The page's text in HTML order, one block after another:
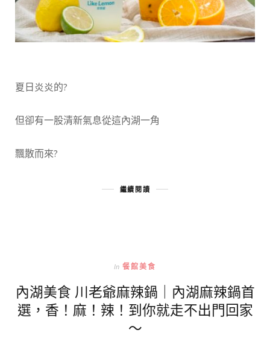
夏日炎炎的?
但卻有一股清新氣息從這內湖一角
飄散而來?
繼續閱讀
In 餐館美食
內湖美食 川老爺麻辣鍋｜內湖麻辣鍋首
選，香！麻！辣！到你就走不出門回家
～